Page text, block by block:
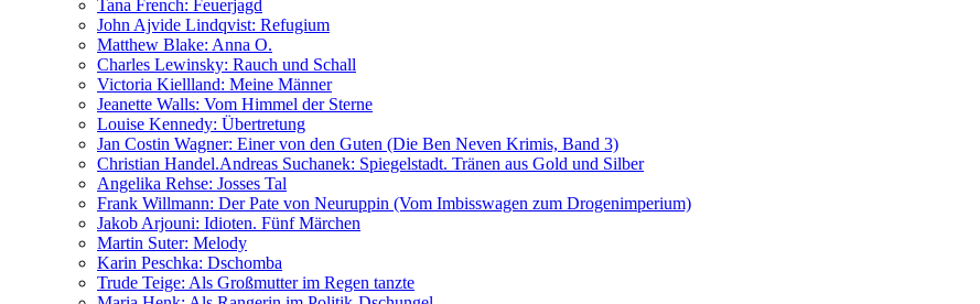
Tana French: Feuerjagd
John Ajvide Lindqvist: Refugium
Matthew Blake: Anna O.
Charles Lewinsky: Rauch und Schall
Victoria Kiellland: Meine Männer
Jeanette Walls: Vom Himmel der Sterne
Louise Kennedy: Übertretung
Jan Costin Wagner: Einer von den Guten (Die Ben Neven Krimis, Band 3)
Christian Handel.Andreas Suchanek: Spiegelstadt. Tränen aus Gold und Silber
Angelika Rehse: Josses Tal
Frank Willmann: Der Pate von Neuruppin (Vom Imbisswagen zum Drogenimperium)
Jakob Arjouni: Idioten. Fünf Märchen
Martin Suter: Melody
Karin Peschka: Dschomba
Trude Teige: Als Großmutter im Regen tanzte